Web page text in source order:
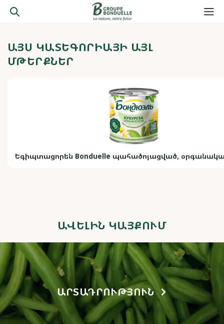
ԱՅՍ ԿԱՏԵԳՈՐԻԱՅԻ ԱՅԼ
ՄԹԵՐՔՆԵՐ
Եգիպտացորեն Bonduelle պահածոյացված,
ԱՎԵԼԻՆ ԿԱՅՔՈՒՄ
ԱՐՏԱԴՐՈՒԹՅՈՒՆ